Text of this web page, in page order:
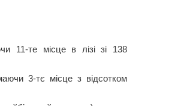
11-те місце в лізі зі 138
3-тє місце з відсотком